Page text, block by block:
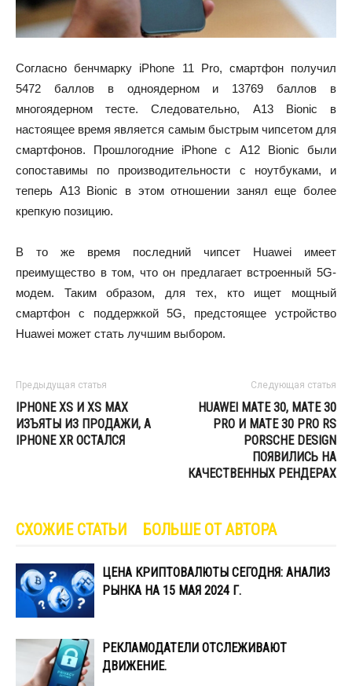
Согласно бенчмарку iPhone 11 Pro, смартфон получил
5472 баллов в одноядерном и 13769 баллов в
многоядерном тесте. Следовательно, A13 Bionic в
настоящее время является самым быстрым чипсетом для
смартфонов. Прошлогодние iPhone с A12 Bionic были
сопоставимы по производительности с ноутбуками, и
теперь A13 Bionic в этом отношении занял еще более
крепкую позицию.
В то же время последний чипсет Huawei имеет
преимущество в том, что он предлагает встроенный 5G-
модем. Таким образом, для тех, кто ищет мощный
смартфон с поддержкой 5G, предстоящее устройство
Huawei может стать лучшим выбором.
Предыдущая статья
IPHONE XS И XS MAX
ИЗЪЯТЫ ИЗ ПРОДАЖИ, А
IPHONE XR ОСТАЛСЯ
Следующая статья
HUAWEI MATE 30, MATE 30
PRO И MATE 30 PRO RS
PORSCHE DESIGN
ПОЯВИЛИСЬ НА
КАЧЕСТВЕННЫХ РЕНДЕРАХ
СХОЖИЕ СТАТЬИ БОЛЬШЕ ОТ АВТОРА
ЦЕНА КРИПТОВАЛЮТЫ СЕГОДНЯ: АНАЛИЗ
РЫНКА НА 15 МАЯ 2024 Г.
РЕКЛАМОДАТЕЛИ ОТСЛЕЖИВАЮТ
ДВИЖЕНИЕ.